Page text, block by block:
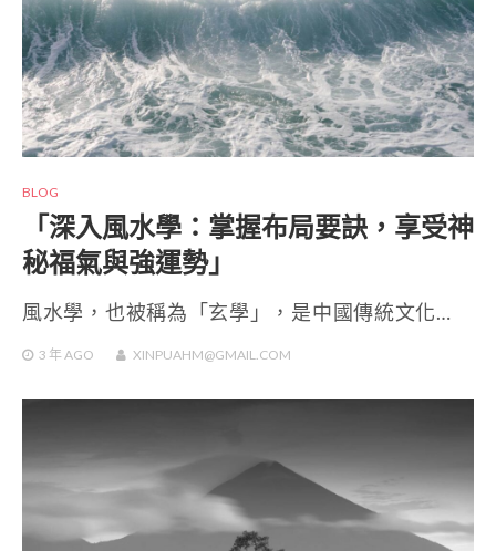
BLOG
「深入風水學：掌握布局要訣，享受神
秘福氣與強運勢」
風水學，也被稱為「玄學」，是中國傳統文化…
3 年 AGO XINPUAHM@GMAIL.COM